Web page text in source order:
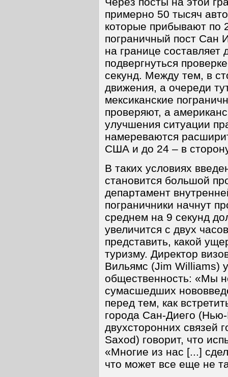
примерно 50 тысяч
которые прибывают по
пограничный пост Сан
на границе составляет
подвергнуться
секунд. Между тем, в
движения, а очереди
мексиканские
проверяют, а
улучшения ситуации
намереваются
США и до 24 – в
В таких условиях
становится большой
департамент
пограничники начнут
среднем на 9 секунд
увеличится с двух
представить, какой
туризму. Директор
Вильямс (Jim Williams)
общественность: «Мы
сумасшедших
перед тем, как
города Сан-Диего
двухсторонних связей
Saxod) говорит, что
«Многие из нас [...]
что может все еще не